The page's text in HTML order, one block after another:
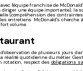
l'équipe franchise de
une équipe importante), la
(compréhension des
entretiens. McDonald's cherche
volume.
de plusieurs jours
réalité quotidienne du métier.
rotation, respect des obligations